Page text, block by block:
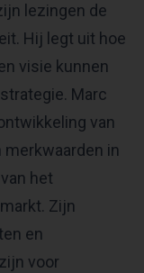
lezingen de
Hij legt uit hoe
visie kunnen
Marc
van
merkwaarden in
het
Zijn
en
voor